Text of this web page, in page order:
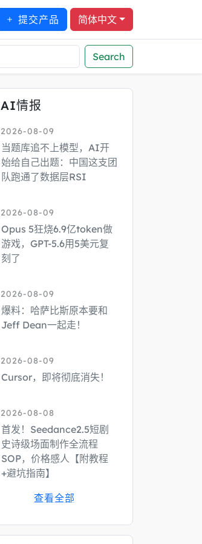
提交产品 简体中文
Search
AI情报
2026-08-09
当题库追不上模型，AI开
始给自己出题：中国这支团
队跑通了数据层RSI
2026-08-09
Opus 5狂烧6.9亿token做
游戏，GPT-5.6用5美元复
刻了
2026-08-09
爆料：哈萨比斯原本要和
Jeff Dean一起走！
2026-08-09
Cursor，即将彻底消失！
2026-08-08
首发！Seedance2.5短剧
史诗级场面制作全流程
SOP，价格感人【附教程
+避坑指南】
查看全部